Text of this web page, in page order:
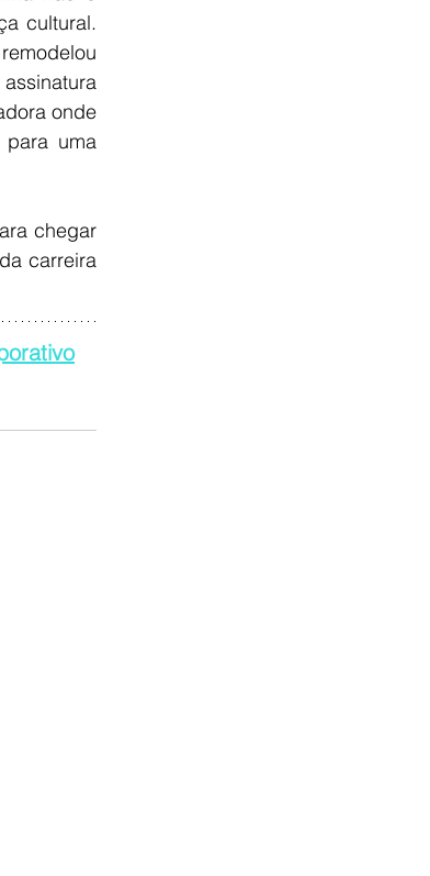
cultural.
onde
para uma
chegar
carreira